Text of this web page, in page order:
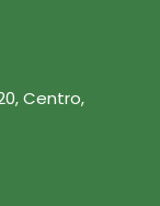
Centro,